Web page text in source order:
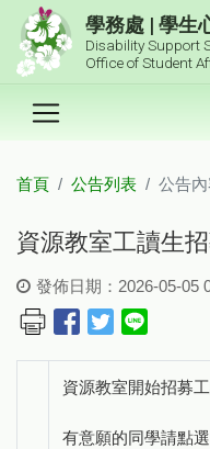
跳到主要內容區塊
學務處 | 學生
Disability Support
Office of Student
首頁 公告列表 公告
資源教室工讀生
發佈日期：2026-05-05
資源教室開始招募
有意願的同學請點